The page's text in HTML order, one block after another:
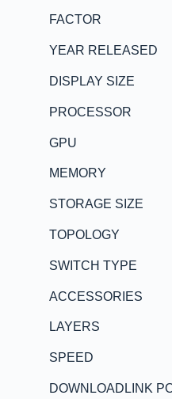
FACTOR
YEAR RELEASED
DISPLAY SIZE
PROCESSOR
GPU
MEMORY
STORAGE SIZE
TOPOLOGY
SWITCH TYPE
ACCESSORIES
LAYERS
SPEED
DOWNLOADLINK